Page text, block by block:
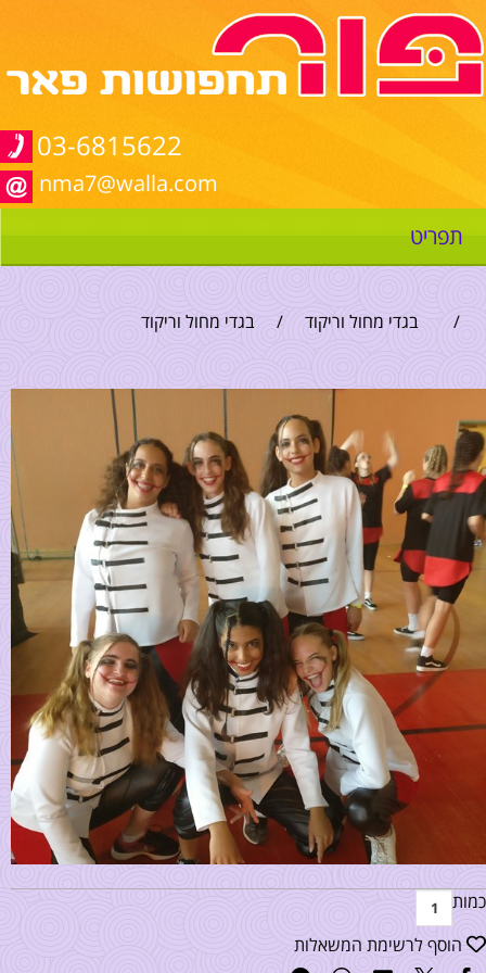
03-6815622
nma7@walla.com
תפריט
/ בגדי מחול וריקוד / בגדי מחול וריקוד
כמות
הוסף לרשימת המשאלות